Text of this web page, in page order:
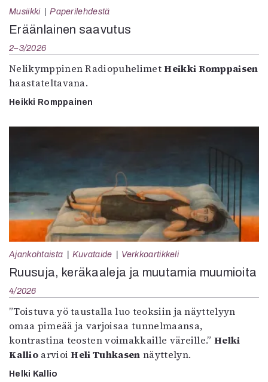
Musiikki Paperilehdestä
Eräänlainen saavutus
2–3/2026
Nelikymppinen RadiopuhelimetHeikki Romppaisen
haastateltavana.
Heikki Romppainen
Ajankohtaista Kuvataide Verkkoartikkeli
Ruusuja, keräkaaleja ja muutamia muumioita
4/2026
”Toistuva yö taustalla luo teoksiin ja näyttelyyn
omaa pimeää ja varjoisaa tunnelmaansa,
kontrastina teosten voimakkaille väreille.”Helki
KallioarvioiHeli Tuhkasen näyttelyn.
Helki Kallio